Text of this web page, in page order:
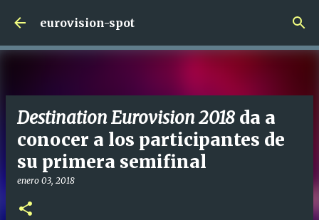
Ir al contenido principal
eurovision-spot
Destination Eurovision 2018 da a
conocer a los participantes de
su primera semifinal
enero 03, 2018